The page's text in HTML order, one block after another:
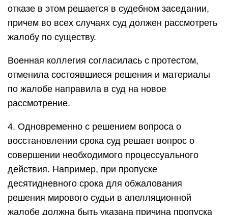
отказе в этом решается в судебном заседании,
причем во всех случаях суд должен рассмотреть
жалобу по существу.
Военная коллегия согласилась с протестом,
отменила состоявшиеся решения и материалы
по жалобе направила в суд на новое
рассмотрение.
4. Одновременно с решением вопроса о
восстановлении срока суд решает вопрос о
совершении необходимого процессуального
действия. Например, при пропуске
десятидневного срока для обжалования
решения мирового судьи в апелляционной
жалобе должна быть указана причина пропуска